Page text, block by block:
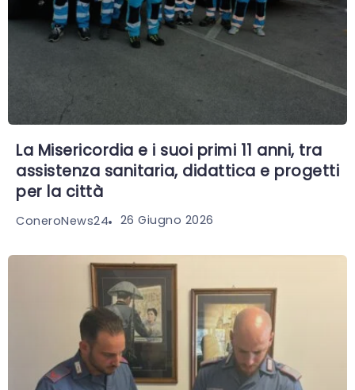
La Misericordia e i suoi primi 11 anni, tra
assistenza sanitaria, didattica e progetti
per la città
ConeroNews24 26 Giugno 2026